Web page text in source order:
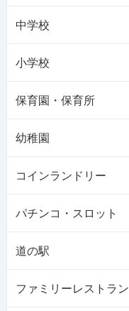
中学校
小学校
保育園・保育所
幼稚園
コインランドリー
パチンコ・スロット
道の駅
ファミリーレストラン